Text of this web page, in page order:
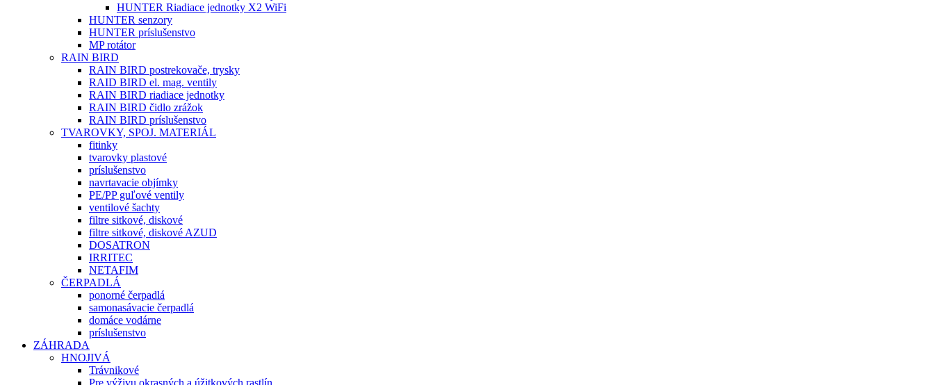
HUNTER Riadiace jednotky X2 WiFi
HUNTER senzory
HUNTER príslušenstvo
MP rotátor
RAIN BIRD
RAIN BIRD postrekovače, trysky
RAID BIRD el. mag. ventily
RAIN BIRD riadiace jednotky
RAIN BIRD čidlo zrážok
RAIN BIRD príslušenstvo
TVAROVKY, SPOJ. MATERIÁL
fitinky
tvarovky plastové
príslušenstvo
navrtavacie objímky
PE/PP guľové ventily
ventilové šachty
filtre sitkové, diskové
filtre sitkové, diskové AZUD
DOSATRON
IRRITEC
NETAFIM
ČERPADLÁ
ponorné čerpadlá
samonasávacie čerpadlá
domáce vodárne
príslušenstvo
ZÁHRADA
HNOJIVÁ
Trávnikové